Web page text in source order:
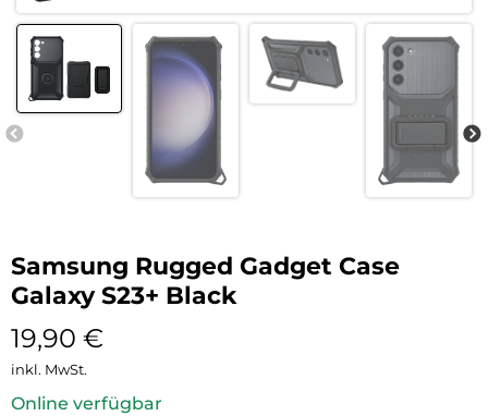
Samsung Rugged Gadget Case
Galaxy S23+ Black
19,90 €
inkl. MwSt.
Online verfügbar